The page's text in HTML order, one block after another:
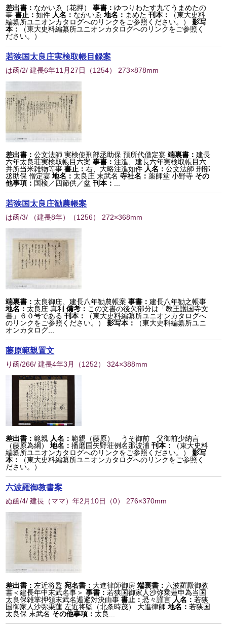
差出書： なかいゑ（花押） 事書： ゆつりわたす九てうまめたの
事 書止：如件 人名： なかいゑ 地名： まめた 刊本：
（東大史料
編纂所ユニオンカタログへのリンクをご参照ください。）
影写
本：
（東大史料編纂所ユニオンカタログへのリンクをご参照く
ださい。）
若狭国太良庄実検取帳目録案
は函/2/ 建長6年11月27日 （1254） 273×878mm
差出書：公文法師 実検使刑部丞助保 預所代僧定宴 端裏書：建長
六年太良荘実検取帳目六案 事書：注進、建長六年実検取帳目六
并所当米雑物等事書止：右、大略注進如件 人名：公文法師 刑部
丞助保 僧定宴 地名： 太良庄 末武名 寺社名：薬師堂 小野寺 その
他事項： 国検／四節供／盆 刊本：
若狭国太良庄勧農帳案
は函/3/ （建長8年） （1256） 272×368mm
端裏書： 太良御庄、建長八年勧農帳案 事書：建長八年勧之帳事
地名： 太良庄 真利 備考： この文書の後欠部分は「教王護国寺文
書」６０号である 刊本：
（東大史料編纂所ユニオンカタログへ
のリンクをご参照ください。）
影写本：
（東大史料編纂所ユニ
オンカタログ...
藤原範親置文
り函/266/ 建長4年3月 （1252） 324×388mm
差出書：範親 人名：範親（藤原） うそ御前 父御前少納言
（藤原為綱）
地名：播磨国矢野荘例名那波浦 刊本：
（東大史料
編纂所ユニオンカタログへのリンクをご参照ください。）
影写
本：
（東大史料編纂所ユニオンカタログへのリンクをご参照く
ださい。）
六波羅御教書案
ぬ函/4/ 建長（ママ）年2月10日 （0） 276×370mm
差出書： 左近将監 宛名書： 大進律師御房 端裏書：六波羅殿御教
書＜建長年中末武名事＞ 事書：若狭国御家人沙弥乗蓮申為当国
太良保雑掌押領末武名遁避対決由事 書止：恐々謹言 人名：若狭
国御家人沙弥乗蓮 左近将監（北条時茂） 大進律師 地名：若狭国
太良保 末武名 その他事項： 太良...